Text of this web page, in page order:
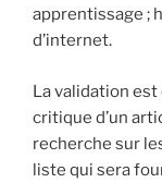
apprentissage ;
d’internet.
La validation
critique d’un
recherche sur
liste qui sera